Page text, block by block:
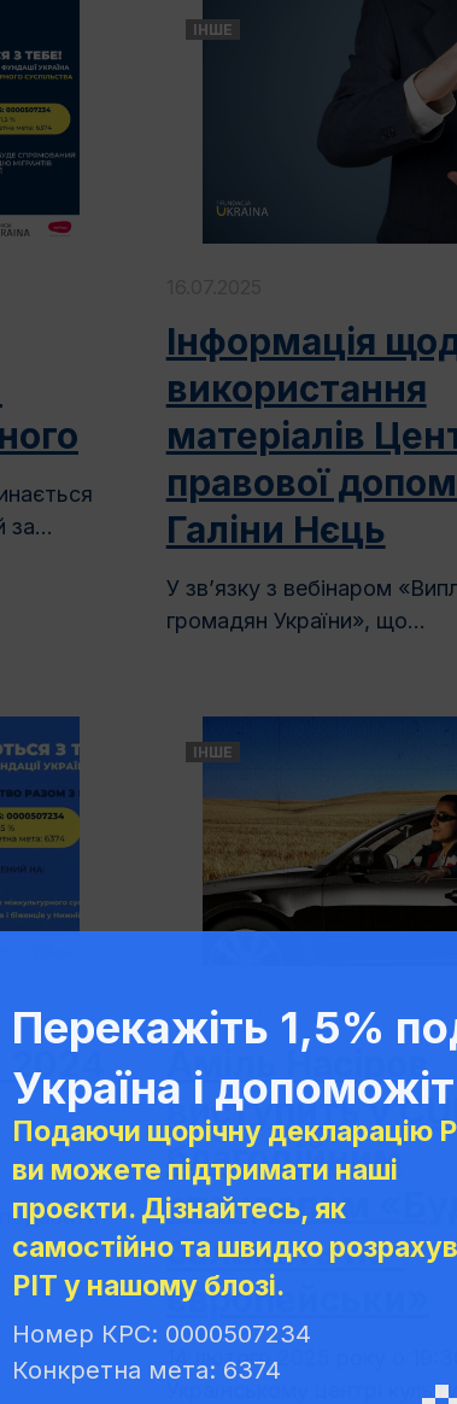
за...
ІНШЕ
Інформація
використання
матеріалів
правової
Галіни Нєць
У зв’язку з вебінаром
громадян України», що...
ІНШЕ
27.01.2025
Аміль Насіров
виступить у
благодійним
стендапом
балакать по-
європейськи»
14 лютого 2025 року о
Українському центрі
Перекажіть 1,5%
Україна і
Подаючи щорічну декларацію
ви можете підтримати наші
проєкти. Дізнайтесь, як
самостійно та швидко
PIT у нашому блозі.
Номер КРС: 0000507234
Конкретна мета: 6374